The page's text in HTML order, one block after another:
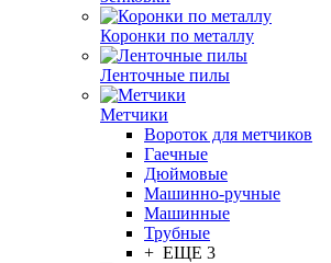
Коронки по металлу
Ленточные пилы
Метчики
Вороток для метчиков
Гаечные
Дюймовые
Машинно-ручные
Машинные
Трубные
+ ЕЩЕ 3